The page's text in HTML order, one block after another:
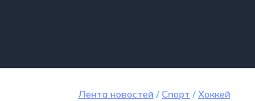
Лента новостей /Спорт /Хоккей